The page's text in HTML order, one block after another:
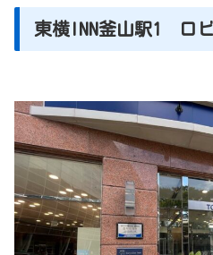
東横INN釜山駅1 ロ